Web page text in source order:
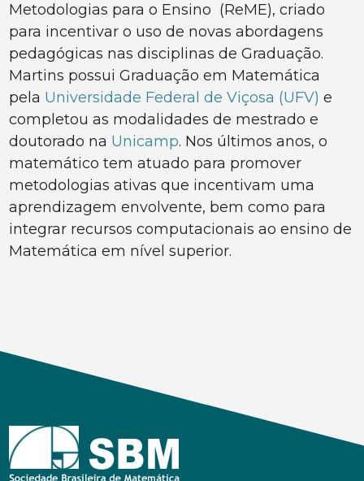
Metodologias para o Ensino (ReME), criado
para incentivar o uso de novas abordagens
pedagógicas nas disciplinas de Graduação.
Martins possui Graduação em Matemática
pela Universidade Federal de Viçosa (UFV) e
completou as modalidades de mestrado e
doutorado na Unicamp. Nos últimos anos, o
matemático tem atuado para promover
metodologias ativas que incentivam uma
aprendizagem envolvente, bem como para
integrar recursos computacionais ao ensino de
Matemática em nível superior.